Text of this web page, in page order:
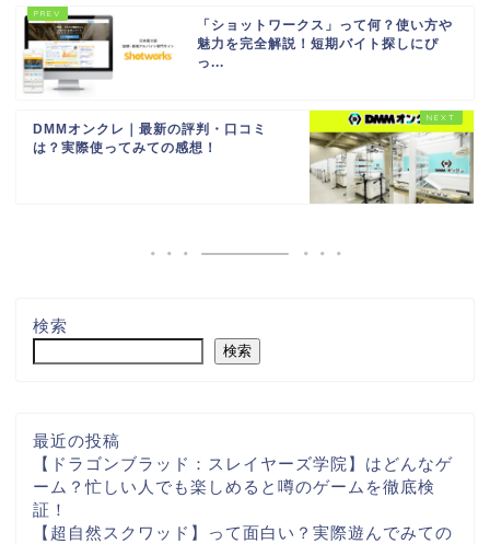
「ショットワークス」って何？使い方や
魅力を完全解説！短期バイト探しにぴ
っ...
DMMオンクレ｜最新の評判・口コミ
は？実際使ってみての感想！
検索
検索
最近の投稿
【ドラゴンブラッド：スレイヤーズ学院】はどんなゲ
ーム？忙しい人でも楽しめると噂のゲームを徹底検
証！
【超自然スクワッド】って面白い？実際遊んでみての